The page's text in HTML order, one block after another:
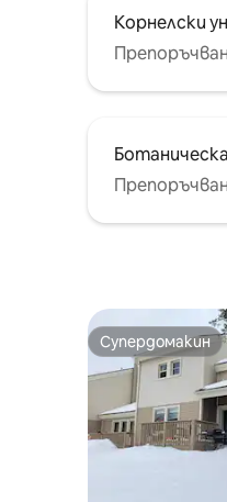
Корнелски
Супердомакин
Супердомакин